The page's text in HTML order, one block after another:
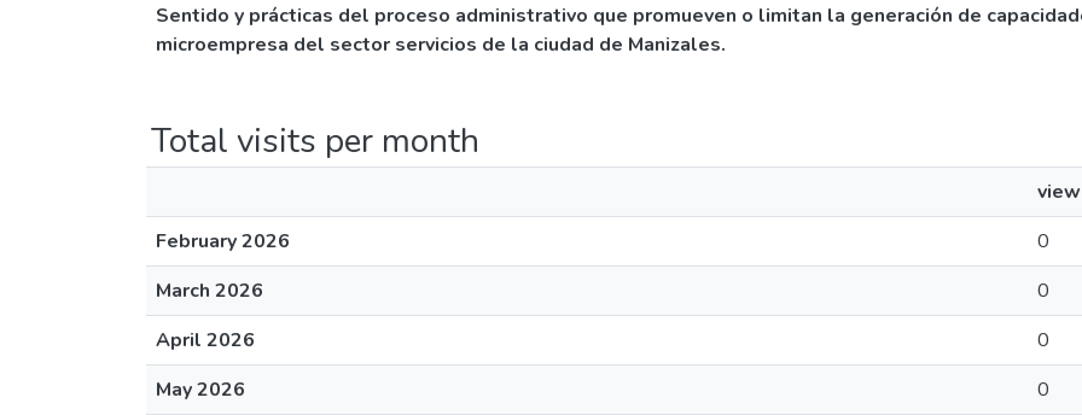
Sentido y prácticas del proceso administrativo que promueven o limitan la generación de
microempresa del sector servicios de la ciudad de Manizales.
Total visits per month
February 2026
0
March 2026
0
April 2026
0
May 2026
0